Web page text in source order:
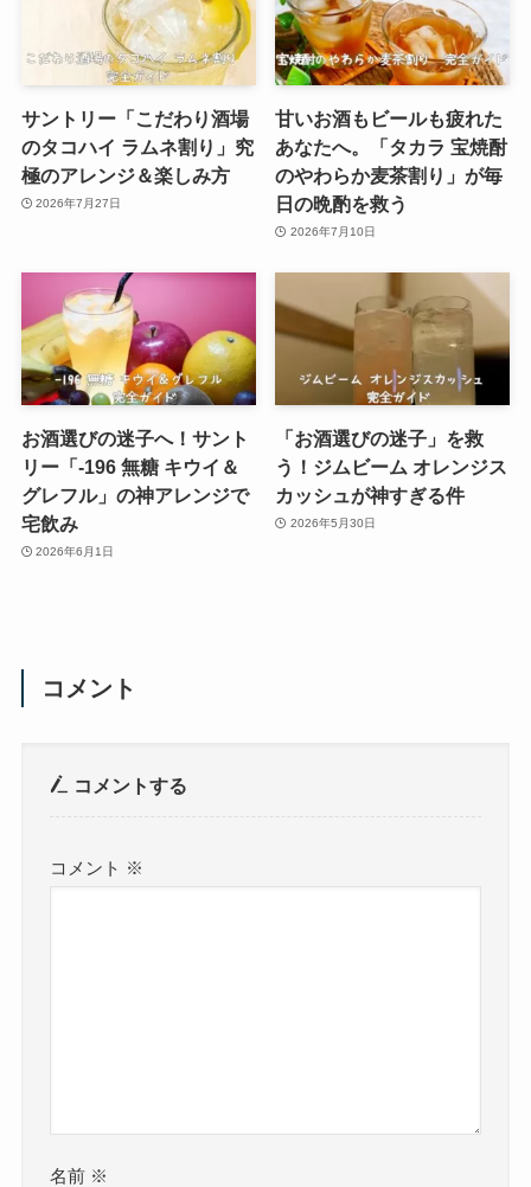
サントリー「こだわり酒場
のタコハイ ラムネ割り」究
極のアレンジ＆楽しみ方
2026年7月27日
甘いお酒もビールも疲れた
あなたへ。「タカラ 宝焼酎
のやわらか麦茶割り」が毎
日の晩酌を救う
2026年7月10日
お酒選びの迷子へ！サント
リー「-196 無糖 キウイ＆
グレフル」の神アレンジで
宅飲み
2026年6月1日
「お酒選びの迷子」を救
う！ジムビーム オレンジス
カッシュが神すぎる件
2026年5月30日
コメント
コメントする
コメント ※
名前 ※